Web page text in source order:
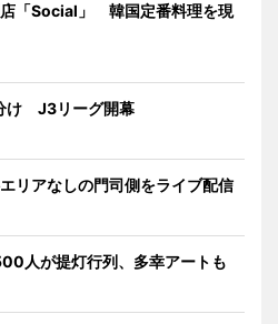
「Social」 韓国定番料理を現
け J3リーグ開幕
リアなしの門司側をライブ配信
人が提灯行列、多幸アートも